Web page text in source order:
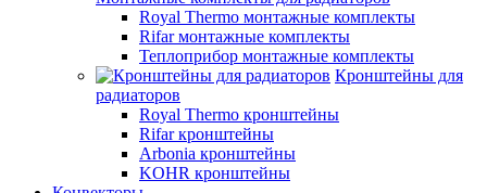
Royal Thermo монтажные комплекты
Rifar монтажные комплекты
Теплоприбор монтажные комплекты
Кронштейны для
радиаторов
Royal Thermo кронштейны
Rifar кронштейны
Arbonia кронштейны
KOHR кронштейны